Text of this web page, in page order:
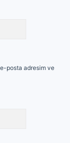
e-posta adresim ve